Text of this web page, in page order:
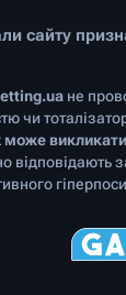
сайту
не
чи
може
відповідають